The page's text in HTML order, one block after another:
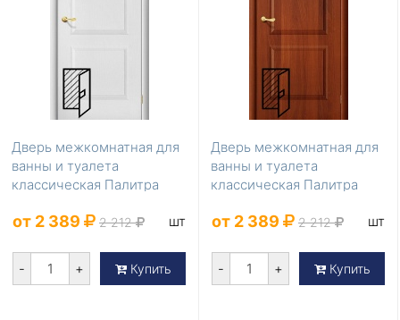
Дверь межкомнатная для
ванны и туалета
классическая Палитра
от 2 389 2 212 шт
- + Купить
Дверь межкомнатная для
ванны и туалета
классическая Палитра
от 2 389 2 212 шт
- + Купить